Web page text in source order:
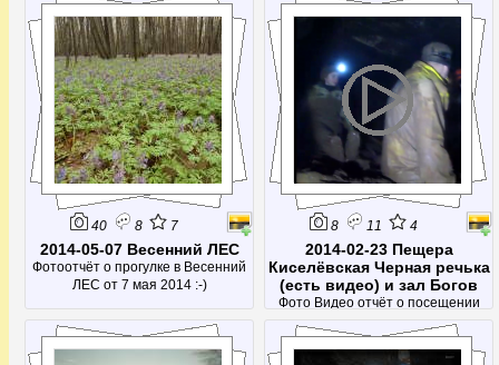
40 8 7
2014-05-07 Весенний ЛЕС
Фотоотчёт о прогулке в Весенний
ЛЕС от 7 мая 2014 :-)
8 11 4
2014-02-23 Пещера
Киселёвская Черная речька
(есть видео) и зал Богов
Фото Видео отчёт о посещении
Киселёвской пещеры 23 февраля
2014 года(вчетвером, двое из нас
были в ней впервые :-))